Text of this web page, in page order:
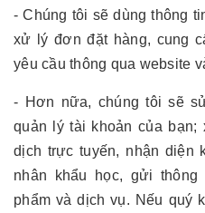
- Chúng tôi sẽ dùng thông
xử lý đơn đặt hàng, cung
yêu cầu thông qua website
- Hơn nữa, chúng tôi sẽ
quản lý tài khoản của
dịch trực tuyến, nhận diện
nhân khẩu học, gửi
phẩm và dịch vụ. Nếu quý